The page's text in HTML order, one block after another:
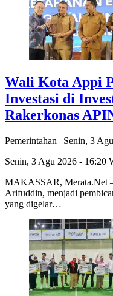
Wali Kota Appi
Investasi di
Rakerkonas
Pemerintahan | Senin, 3
Senin, 3 Agu 2026 - 16:20
MAKASSAR, Merata.Net
Arifuddin, menjadi
yang digelar…